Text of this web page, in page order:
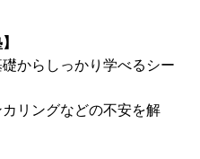
からしっかり学べるシー
リングなどの不安を解